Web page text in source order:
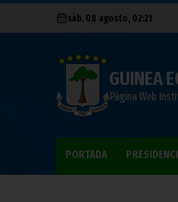
sáb. 08 agosto, 02:21
GUINEA
Página Web
PORTADA